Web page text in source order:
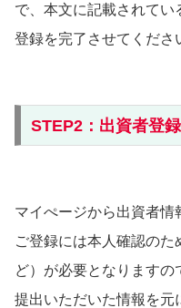
で、本文に記載されてい
登録を完了させてくださ
STEP2：出資者登録
マイぺージから出資者情
ご登録には本人確認の
ど）が必要となりますの
提出いただいた情報を元